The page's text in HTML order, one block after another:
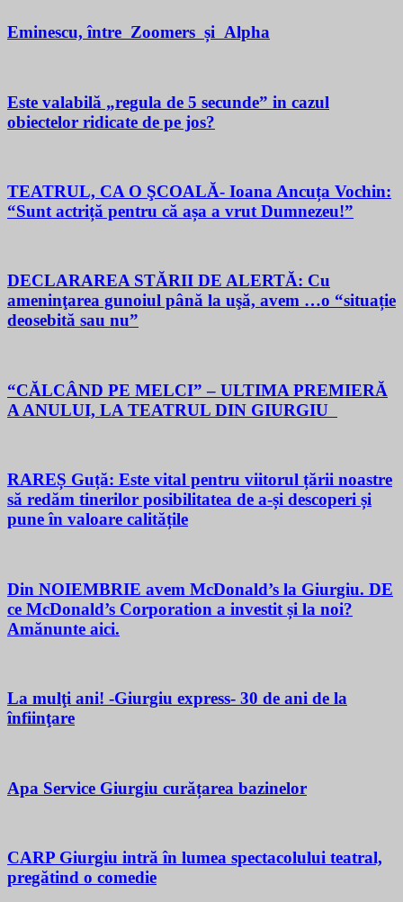
Eminescu, între Zoomers și Alpha
Este valabilă „regula de 5 secunde” in cazul
obiectelor ridicate de pe jos?
TEATRUL, CA O ŞCOALĂ- Ioana Ancuța Vochin:
“Sunt actriță pentru că așa a vrut Dumnezeu!”
DECLARAREA STĂRII DE ALERTĂ: Cu
ameninţarea gunoiul până la uşă, avem …o “situație
deosebită sau nu”
“CĂLCÂND PE MELCI” – ULTIMA PREMIERĂ
A ANULUI, LA TEATRUL DIN GIURGIU
RAREȘ Guță: Este vital pentru viitorul țării noastre
să redăm tinerilor posibilitatea de a-și descoperi și
pune în valoare calitățile
Din NOIEMBRIE avem McDonald’s la Giurgiu. DE
ce McDonald’s Corporation a investit și la noi?
Amănunte aici.
La mulţi ani! -Giurgiu express- 30 de ani de la
înfiinţare
Apa Service Giurgiu curățarea bazinelor
CARP Giurgiu intră în lumea spectacolului teatral,
pregătind o comedie